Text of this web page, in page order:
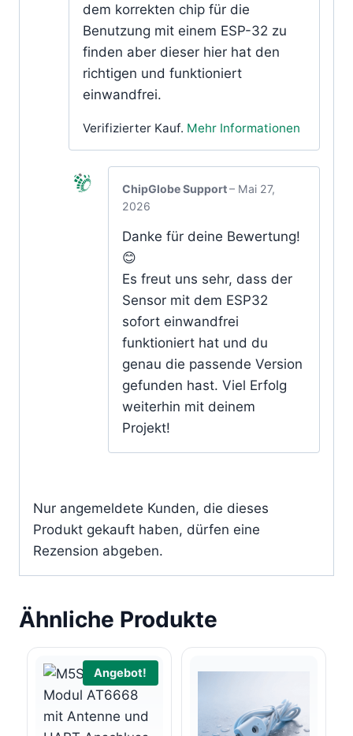
dem korrekten chip für die
Benutzung mit einem ESP-32 zu
finden aber dieser hier hat den
richtigen und funktioniert
einwandfrei.
Verifizierter Kauf. Mehr Informationen
ChipGlobe Support– Mai 27,
2026
Danke für deine Bewertung!
😊
Es freut uns sehr, dass der
Sensor mit dem ESP32
sofort einwandfrei
funktioniert hat und du
genau die passende Version
gefunden hast. Viel Erfolg
weiterhin mit deinem
Projekt!
Nur angemeldete Kunden, die dieses
Produkt gekauft haben, dürfen eine
Rezension abgeben.
Ähnliche Produkte
Angebot!